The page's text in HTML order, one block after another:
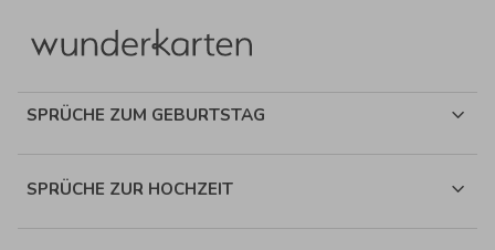
SPRÜCHE ZUM GEBURTSTAG
SPRÜCHE ZUR HOCHZEIT